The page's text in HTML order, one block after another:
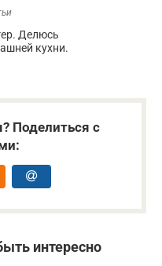
Делюсь
кухни.
Поделиться с
интересно